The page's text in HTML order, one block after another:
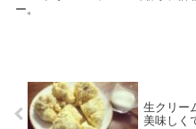
ー。
生クリー
美味しく